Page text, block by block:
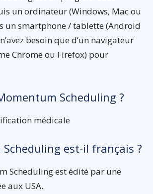
un ordinateur (Windows, Mac ou
un smartphone / tablette (Android
besoin que d’un navigateur
Chrome ou Firefox) pour
Scheduling ?
médicale
est-il français ?
Scheduling est édité par une
aux USA.